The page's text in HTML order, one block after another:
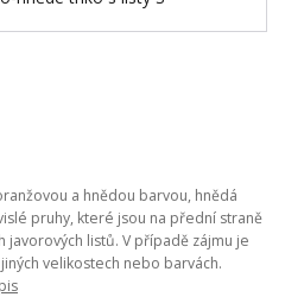
a hnědou barvou, hnědá
pruhy, které jsou na přední straně
listů. V případě zájmu je
velikostech nebo barvách.